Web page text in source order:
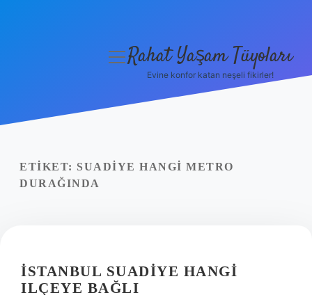
Yasal Uyarı
menüyü
Rahat Yaşam Tüyoları
Evine konfor katan neşeli fikirler!
ETIKET: SUADIYE HANGI METRO
DURAĞINDA
İSTANBUL SUADIYE HANGI
ILÇEYE BAĞLI